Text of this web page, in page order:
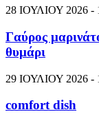
28 ΙΟΥΛΙΟΥ 2026 -
Γαύρος
θυμάρι
29 ΙΟΥΛΙΟΥ 2026 -
comfort dish